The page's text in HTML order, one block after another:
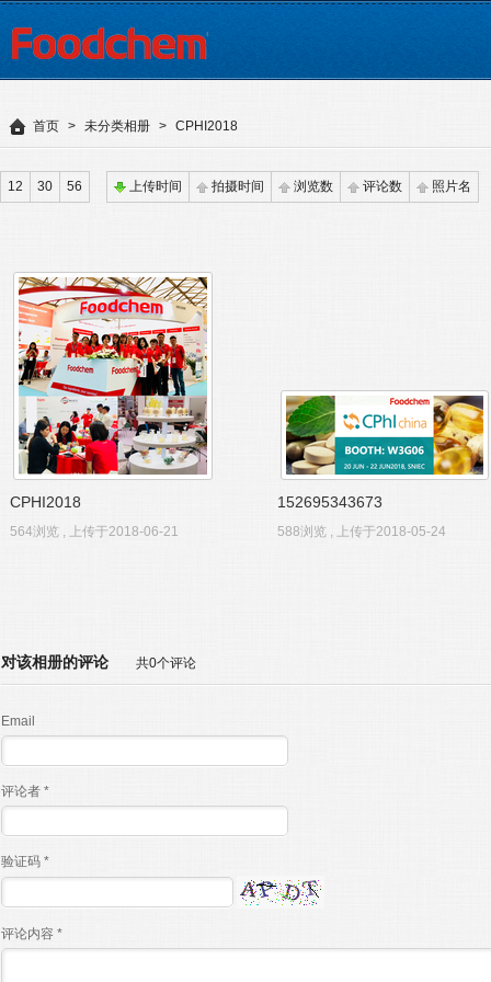
首页 > 未分类相册 > CPHI2018
12 30 56 上传时间 拍摄时间 浏览数 评论数 照片名
CPHI2018
564浏览 , 上传于2018-06-21
152695343673
588浏览 , 上传于2018-05-24
对该相册的评论 共0个评论
Email
评论者 *
验证码 *
评论内容 *